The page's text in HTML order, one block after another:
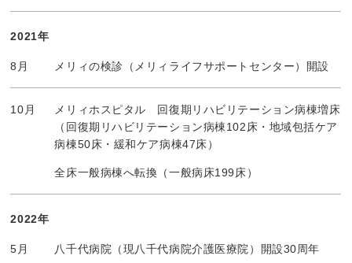
2021年
8月 メリィの検診（メリィライフサポートセンター）開設
10月
メリィホスピタル 回復期リハビリテーション病棟増床
（回復期リハビリテーション病棟102床・地域包括ケア
病棟50床・緩和ケア病棟47床）
全床一般病棟へ転換（一般病床199床）
2022年
5月 八千代病院（現八千代病院介護医療院）開設30周年